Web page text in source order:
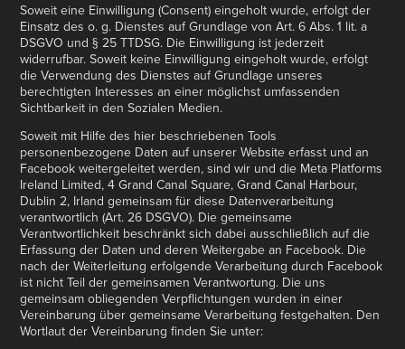
Soweit eine Einwilligung (Consent) eingeholt wurde, erfolgt der
Einsatz des o. g. Dienstes auf Grundlage von Art. 6 Abs. 1 lit. a
DSGVO und § 25 TTDSG. Die Einwilligung ist jederzeit
widerrufbar. Soweit keine Einwilligung eingeholt wurde, erfolgt
die Verwendung des Dienstes auf Grundlage unseres
berechtigten Interesses an einer möglichst umfassenden
Sichtbarkeit in den Sozialen Medien.
Soweit mit Hilfe des hier beschriebenen Tools
personenbezogene Daten auf unserer Website erfasst und an
Facebook weitergeleitet werden, sind wir und die Meta Platforms
Ireland Limited, 4 Grand Canal Square, Grand Canal Harbour,
Dublin 2, Irland gemeinsam für diese Datenverarbeitung
verantwortlich (Art. 26 DSGVO). Die gemeinsame
Verantwortlichkeit beschränkt sich dabei ausschließlich auf die
Erfassung der Daten und deren Weitergabe an Facebook. Die
nach der Weiterleitung erfolgende Verarbeitung durch Facebook
ist nicht Teil der gemeinsamen Verantwortung. Die uns
gemeinsam obliegenden Verpflichtungen wurden in einer
Vereinbarung über gemeinsame Verarbeitung festgehalten. Den
Wortlaut der Vereinbarung finden Sie unter: